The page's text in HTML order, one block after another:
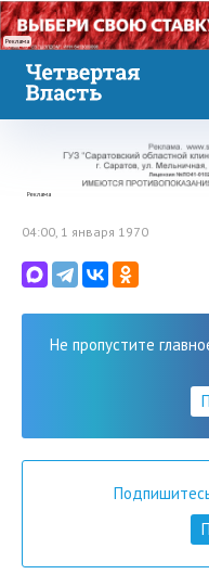
Реклама
Реклама
04:00, 1 января 1970
Не пропустите